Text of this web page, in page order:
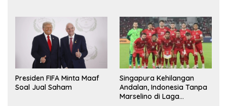
Presiden FIFA Minta Maaf
Soal Jual Saham
Singapura Kehilangan
Andalan, Indonesia Tanpa
Marselino di Laga